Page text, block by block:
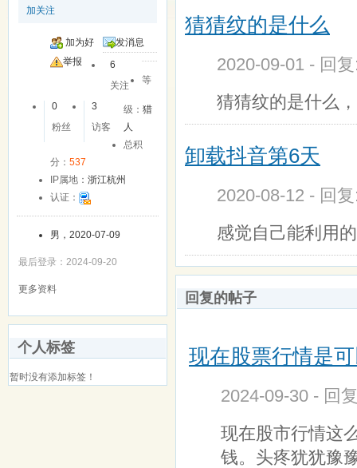
加关注
加为好
友
发消息
举报
6
关注
0
粉丝
3
访客
等
级：猎
人
总积
分： 537
IP属地： 浙江杭州
认证：
男，2020-07-09
最后登录：2024-09-20
更多资料
个人标签
暂时没有添加标签！
猜猜纹的是什么
2020-09-01 - 回
猜猜纹的是什么
卸载抖音第6天
2020-08-12 - 回
感觉自己能利用
回复的帖子
现在股票行情是
2024-09-30 - 回
现在股市行情这
钱。头疼犹犹豫